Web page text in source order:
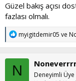
Güzel bakış açısı
fazlası olmalı.
T
p
k
l
myigitdemir05 ve
N
Deneyimli Üye